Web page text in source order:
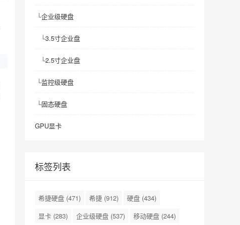
└企业级硬盘
└3.5寸企业盘
└2.5寸企业盘
└监控级硬盘
└固态硬盘
GPU显卡
标签列表
希捷硬盘 (471) 希捷 (912) 硬盘 (434)
显卡 (283) 企业级硬盘 (537) 移动硬盘 (244)